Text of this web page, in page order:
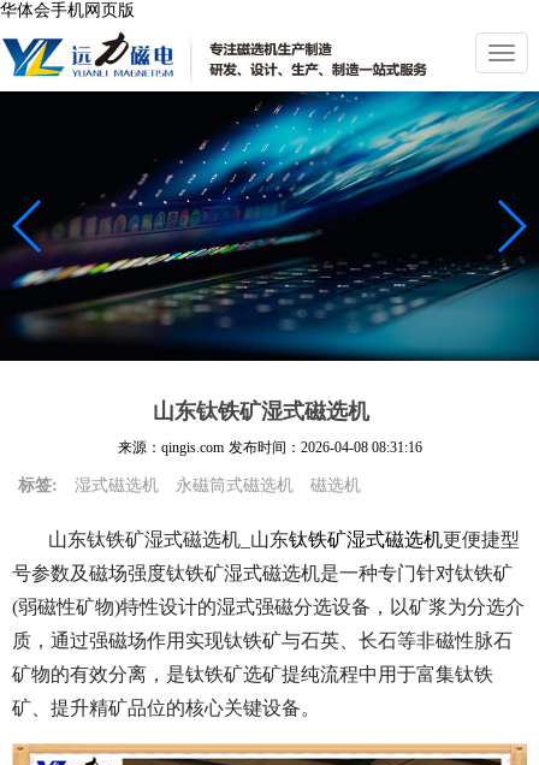
华体会手机网页版
切
换
导
航
山东钛铁矿湿式磁选机
来源：qingis.com 发布时间： 2026-04-08 08:31:16
标签: 湿式磁选机 永磁筒式磁选机 磁选机
山东钛铁矿湿式磁选机_山东钛铁矿湿式磁选机更便捷型
号参数及磁场强度钛铁矿湿式磁选机是一种专门针对钛铁矿
(弱磁性矿物)特性设计的湿式强磁分选设备，以矿浆为分选介
质，通过强磁场作用实现钛铁矿与石英、长石等非磁性脉石
矿物的有效分离，是钛铁矿选矿提纯流程中用于富集钛铁
矿、提升精矿品位的核心关键设备。